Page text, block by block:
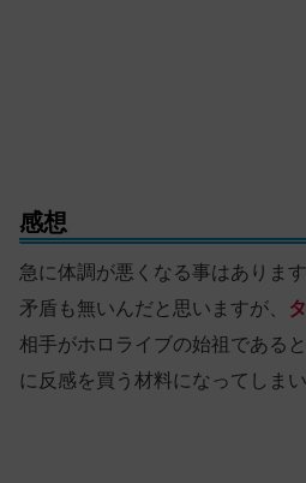
感想
急に体調が悪くなる事はありま
矛盾も無いんだと思いますが、
相手がホロライブの始祖である
に反感を買う材料になってしまい